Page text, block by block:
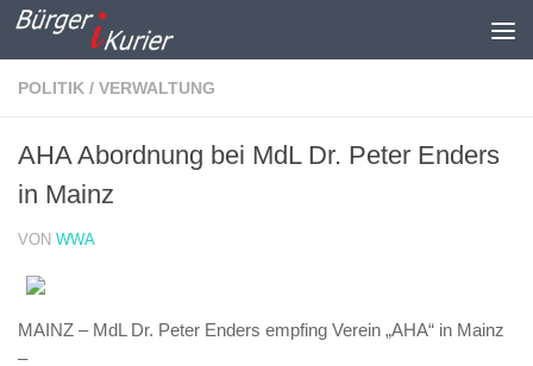
Zum Inhalt springen
POLITIK / VERWALTUNG
AHA Abordnung bei MdL Dr. Peter Enders
in Mainz
VON WWA
MAINZ – MdL Dr. Peter Enders empfing Verein „AHA“ in Mainz
–